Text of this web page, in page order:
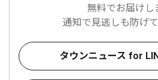
無料でお届けし
通知で見逃しも防げ
タウンニュース for